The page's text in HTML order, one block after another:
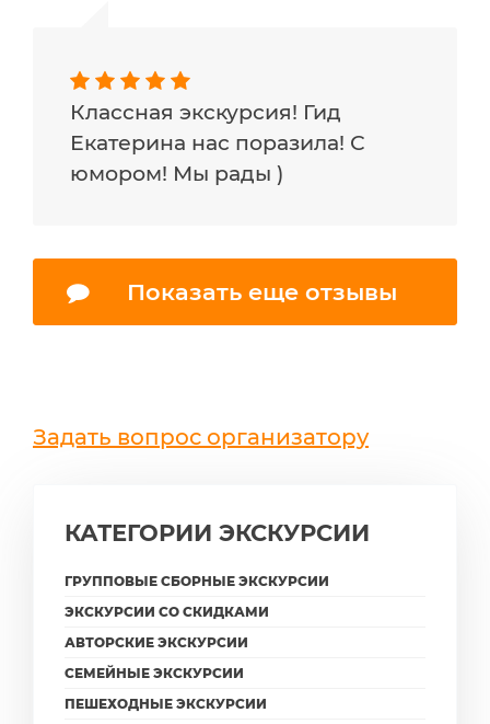
Классная экскурсия! Гид
Екатерина нас поразила! С
юмором! Мы рады )
Показать еще отзывы
Задать вопрос организатору
КАТЕГОРИИ ЭКСКУРСИИ
ГРУППОВЫЕ СБОРНЫЕ ЭКСКУРСИИ
ЭКСКУРСИИ СО СКИДКАМИ
АВТОРСКИЕ ЭКСКУРСИИ
СЕМЕЙНЫЕ ЭКСКУРСИИ
ПЕШЕХОДНЫЕ ЭКСКУРСИИ